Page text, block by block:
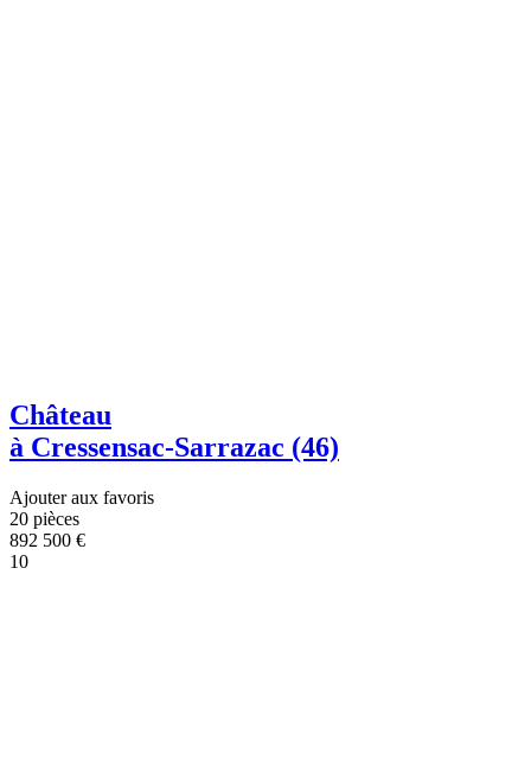
Château
à Cressensac-Sarrazac (46)
Ajouter aux favoris
20 pièces
892 500 €
10